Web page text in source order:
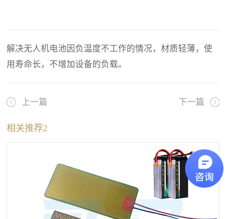
解决无人机电池因负温度不工作的情况，材质轻薄，使
用寿命长，不增加设备的负载。
上一篇 下一篇
相关推荐2